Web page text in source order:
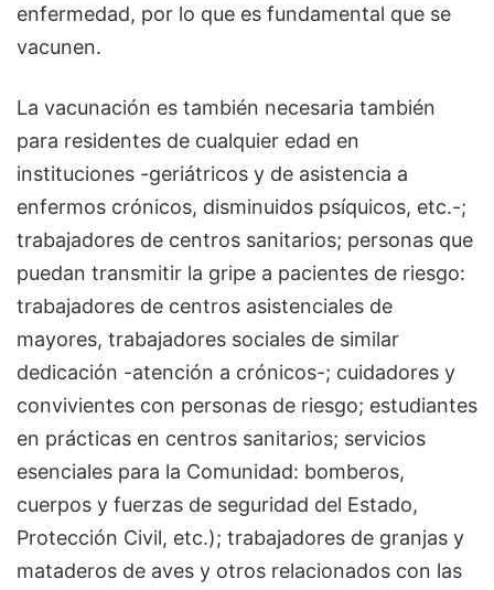
enfermedad, por lo que es fundamental que se
vacunen.
La vacunación es también necesaria también
para residentes de cualquier edad en
instituciones -geriátricos y de asistencia a
enfermos crónicos, disminuidos psíquicos, etc.-;
trabajadores de centros sanitarios; personas que
puedan transmitir la gripe a pacientes de riesgo:
trabajadores de centros asistenciales de
mayores, trabajadores sociales de similar
dedicación -atención a crónicos-; cuidadores y
convivientes con personas de riesgo; estudiantes
en prácticas en centros sanitarios; servicios
esenciales para la Comunidad: bomberos,
cuerpos y fuerzas de seguridad del Estado,
Protección Civil, etc.); trabajadores de granjas y
mataderos de aves y otros relacionados con las